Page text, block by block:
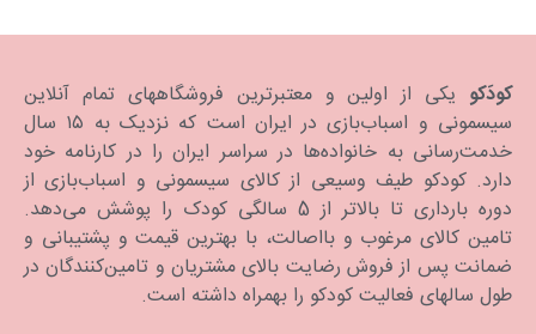
کودَکو یکی از اولین و معتبرترین فروشگاههای تمام آنلاین
سیسمونی و اسباب‌بازی در ایران است که نزدیک به ۱۵ سال
خدمت‌رسانی به خانواده‌ها در سراسر ایران را در کارنامه خود
دارد. كودكو طیف وسیعی از کالای سیسمونی و اسباب‌بازی از
دوره بارداری تا بالاتر از 5 سالگی کودک را پوشش می‌دهد.
تامین کالای مرغوب و بااصالت، با بهترین قیمت و پشتیبانی و
ضمانت پس از فروش رضایت بالای مشتریان و تامین‌کنندگان در
طول سالهای فعالیت کودکو را بهمراه داشته است.